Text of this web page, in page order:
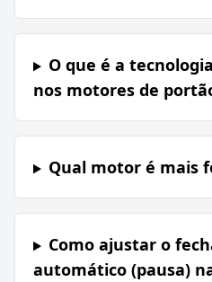
O que é a
nos motores de
Qual motor é mais
Como ajustar o
automático (pausa)